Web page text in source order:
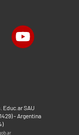
SAU
- Argentina